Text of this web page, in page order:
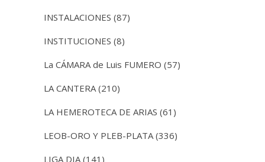
INSTALACIONES (87)
INSTITUCIONES (8)
La CÁMARA de Luis FUMERO (57)
LA CANTERA (210)
LA HEMEROTECA DE ARIAS (61)
LEOB-ORO Y PLEB-PLATA (336)
LIGA DIA (141)